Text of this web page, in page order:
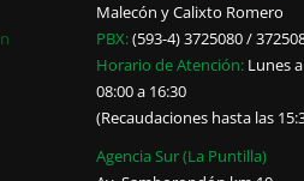
Malecón y Calixto Romero
PBX:(593-4) 3725080 /
Horario de Atención:Lunes
08:00 a 16:30
(Recaudaciones hasta las
Agencia Sur (La Puntilla)